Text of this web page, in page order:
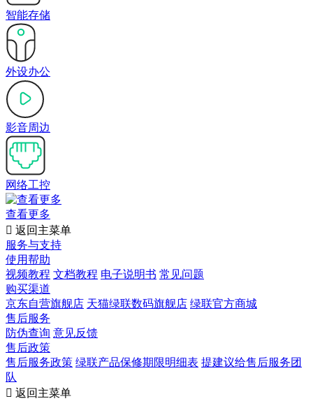
智能存储
外设办公
影音周边
网络工控
查看更多
 返回主菜单
服务与支持
使用帮助
视频教程 文档教程 电子说明书 常见问题
购买渠道
京东自营旗舰店 天猫绿联数码旗舰店 绿联官方商城
售后服务
防伪查询 意见反馈
售后政策
售后服务政策 绿联产品保修期限明细表 提建议给售后服务团
队
 返回主菜单